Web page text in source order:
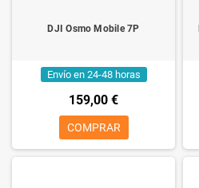
DJI Osmo Mobile 7P
Envío en 24-48 horas
159,00 €
COMPRAR